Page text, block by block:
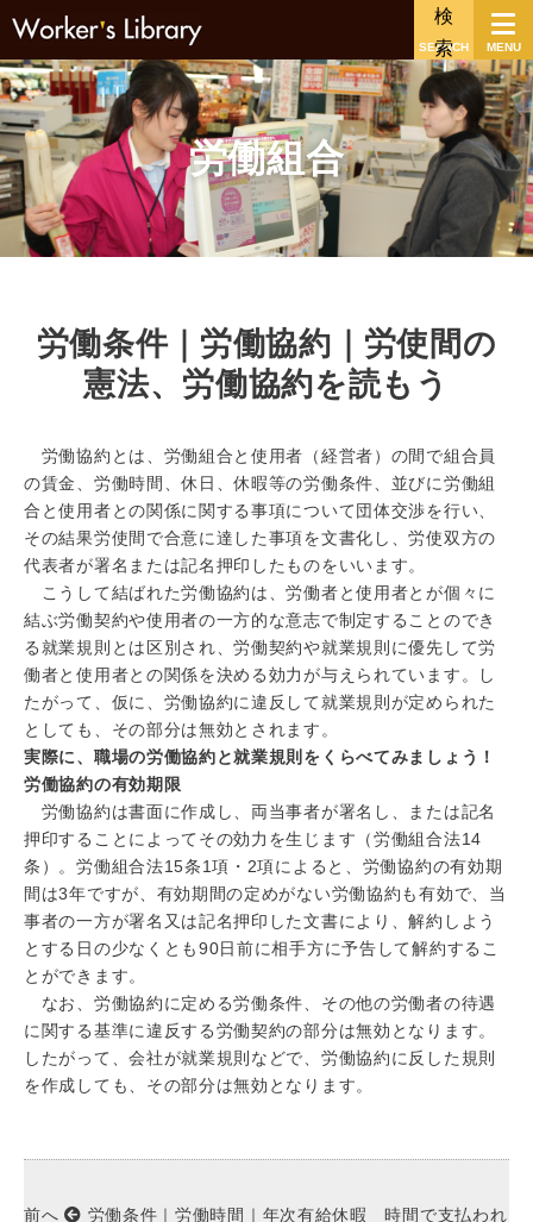
SEARCH MENU
労働組合
労働条件｜労働協約｜労使間の
憲法、労働協約を読もう
労働協約とは、労働組合と使用者（経営者）の間で組合員
の賃金、労働時間、休日、休暇等の労働条件、並びに労働組
合と使用者との関係に関する事項について団体交渉を行い、
その結果労使間で合意に達した事項を文書化し、労使双方の
代表者が署名または記名押印したものをいいます。
こうして結ばれた労働協約は、労働者と使用者とが個々に
結ぶ労働契約や使用者の一方的な意志で制定することのでき
る就業規則とは区別され、労働契約や就業規則に優先して労
働者と使用者との関係を決める効力が与えられています。し
たがって、仮に、労働協約に違反して就業規則が定められた
としても、その部分は無効とされます。
実際に、職場の労働協約と就業規則をくらべてみましょう！
労働協約の有効期限
労働協約は書面に作成し、両当事者が署名し、または記名
押印することによってその効力を生じます（労働組合法14
条）。労働組合法15条1項・2項によると、労働協約の有効期
間は3年ですが、有効期間の定めがない労働協約も有効で、当
事者の一方が署名又は記名押印した文書により、解約しよう
とする日の少なくとも90日前に相手方に予告して解約するこ
とができます。
なお、労働協約に定める労働条件、その他の労働者の待遇
に関する基準に違反する労働契約の部分は無効となります。
したがって、会社が就業規則などで、労働協約に反した規則
を作成しても、その部分は無効となります。
前へ
労働条件｜労働時間｜年次有給休暇 時間で支払われ